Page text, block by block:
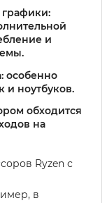
и
особенно
и ноутбуков.
обходится
на
Ryzen с
в